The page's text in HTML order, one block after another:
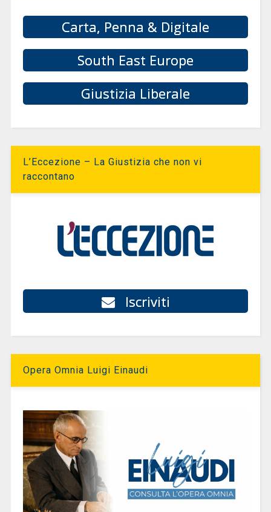
Carta, Penna & Digitale
South East Europe
Giustizia Liberale
L’Eccezione – La Giustizia che non vi
raccontano
Iscriviti
Opera Omnia Luigi Einaudi